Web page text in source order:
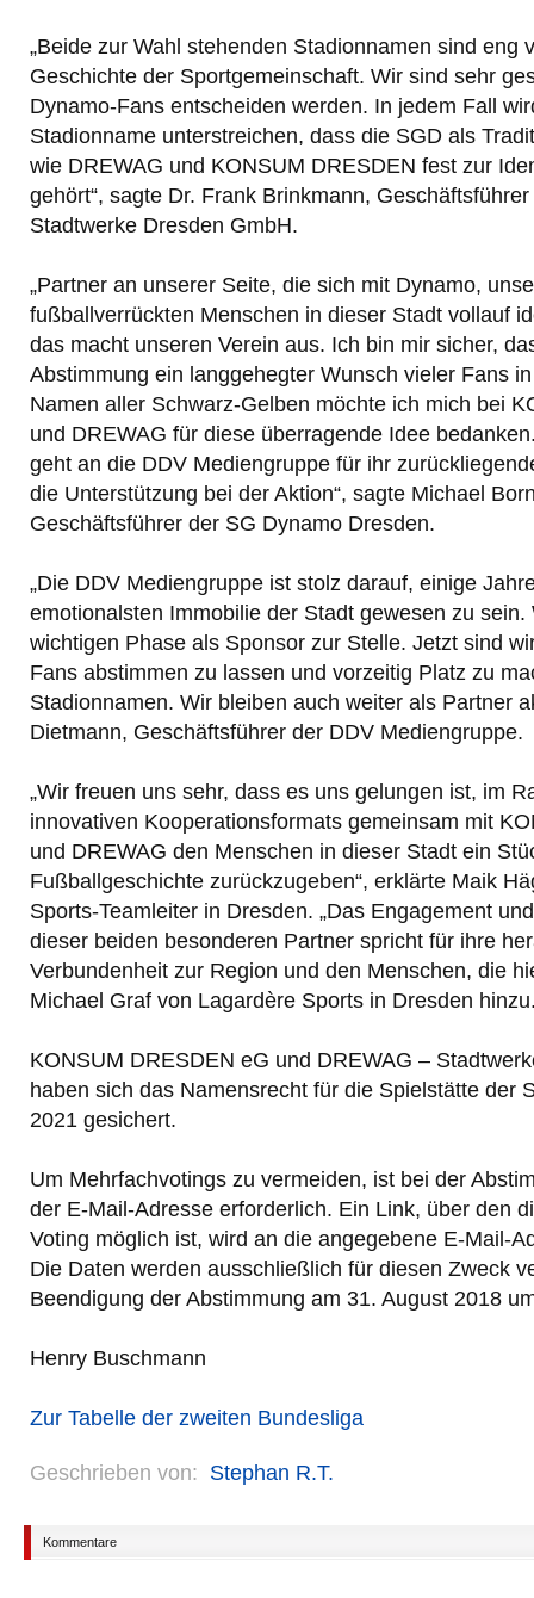
„Beide zur Wahl stehenden Stadionnamen sind eng
Geschichte der Sportgemeinschaft. Wir sind sehr
Dynamo-Fans entscheiden werden. In jedem Fall
Stadionname unterstreichen, dass die SGD als
wie DREWAG und KONSUM DRESDEN fest zur
gehört“, sagte Dr. Frank Brinkmann,
Stadtwerke Dresden GmbH.
„Partner an unserer Seite, die sich mit Dynamo,
fußballverrückten Menschen in dieser Stadt vollauf
das macht unseren Verein aus. Ich bin mir sicher,
Abstimmung ein langgehegter Wunsch vieler Fans
Namen aller Schwarz-Gelben möchte ich mich bei
und DREWAG für diese überragende Idee
geht an die DDV Mediengruppe für ihr
die Unterstützung bei der Aktion“, sagte Michael
Geschäftsführer der SG Dynamo Dresden.
„Die DDV Mediengruppe ist stolz darauf, einige
emotionalsten Immobilie der Stadt gewesen zu sein.
wichtigen Phase als Sponsor zur Stelle. Jetzt sind
Fans abstimmen zu lassen und vorzeitig Platz zu
Stadionnamen. Wir bleiben auch weiter als Partner
Dietmann, Geschäftsführer der DDV Mediengruppe.
„Wir freuen uns sehr, dass es uns gelungen ist, im
innovativen Kooperationsformats gemeinsam mit
und DREWAG den Menschen in dieser Stadt ein
Fußballgeschichte zurückzugeben“, erklärte Maik
Sports-Teamleiter in Dresden. „Das Engagement
dieser beiden besonderen Partner spricht für ihre
Verbundenheit zur Region und den Menschen, die
Michael Graf von Lagardère Sports in Dresden
KONSUM DRESDEN eG und DREWAG –
haben sich das Namensrecht für die Spielstätte der
2021 gesichert.
Um Mehrfachvotings zu vermeiden, ist bei der
der E-Mail-Adresse erforderlich. Ein Link, über den
Voting möglich ist, wird an die angegebene E-Mail-
Die Daten werden ausschließlich für diesen Zweck
Beendigung der Abstimmung am 31. August 2018
Henry Buschmann
Zur Tabelle der zweiten Bundesliga
Geschrieben von: Stephan R.T.
Kommentare